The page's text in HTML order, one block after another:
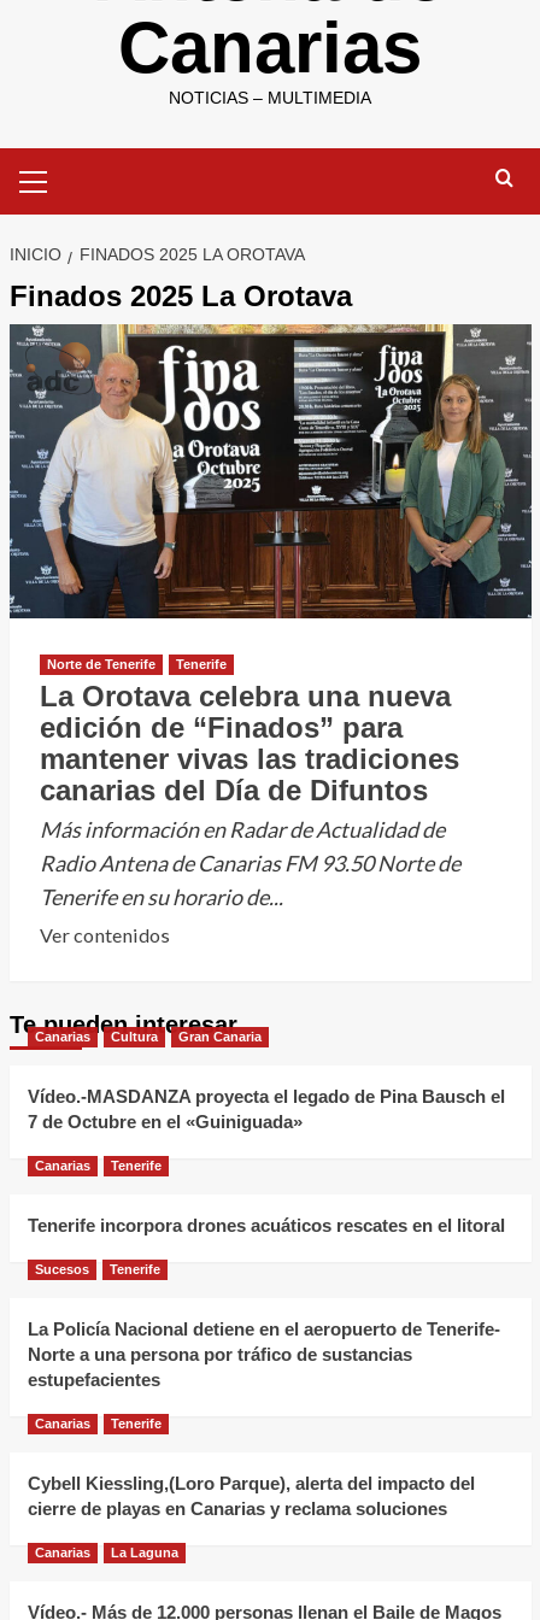
Canarias
NOTICIAS – MULTIMEDIA
primario
INICIO FINADOS 2025 LA OROTAVA
Finados 2025 La Orotava
Norte de Tenerife Tenerife
La Orotava celebra una nueva
edición de “Finados” para
mantener vivas las tradiciones
canarias del Día de Difuntos
Más información en Radar de Actualidad de
Radio Antena de Canarias FM 93.50 Norte de
Tenerife en su horario de...
Ver contenidosLeer
La
Orotava
una
edición
“Finados”
vivas
las
canarias
Día
de
Te pueden interesar
Canarias Cultura Gran Canaria
Vídeo.-MASDANZA proyecta el legado de Pina Bausch el
7 de Octubre en el «Guiniguada»
Canarias Tenerife
Tenerife incorpora drones acuáticos rescates en el litoral
Sucesos Tenerife
La Policía Nacional detiene en el aeropuerto de Tenerife-
Norte a una persona por tráfico de sustancias
estupefacientes
Canarias Tenerife
Cybell Kiessling,(Loro Parque), alerta del impacto del
cierre de playas en Canarias y reclama soluciones
Canarias La Laguna
Vídeo.- Más de 12.000 personas llenan el Baile de Magos